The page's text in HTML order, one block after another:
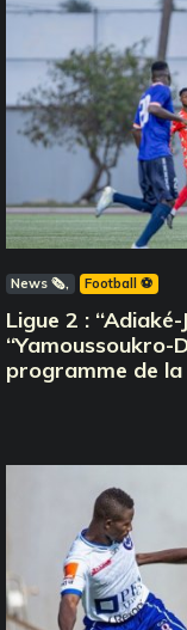
News 🗞️ Football ⚽️
Ligue 2 : ‘‘Adiaké-
‘‘Yamoussoukro-
programme de